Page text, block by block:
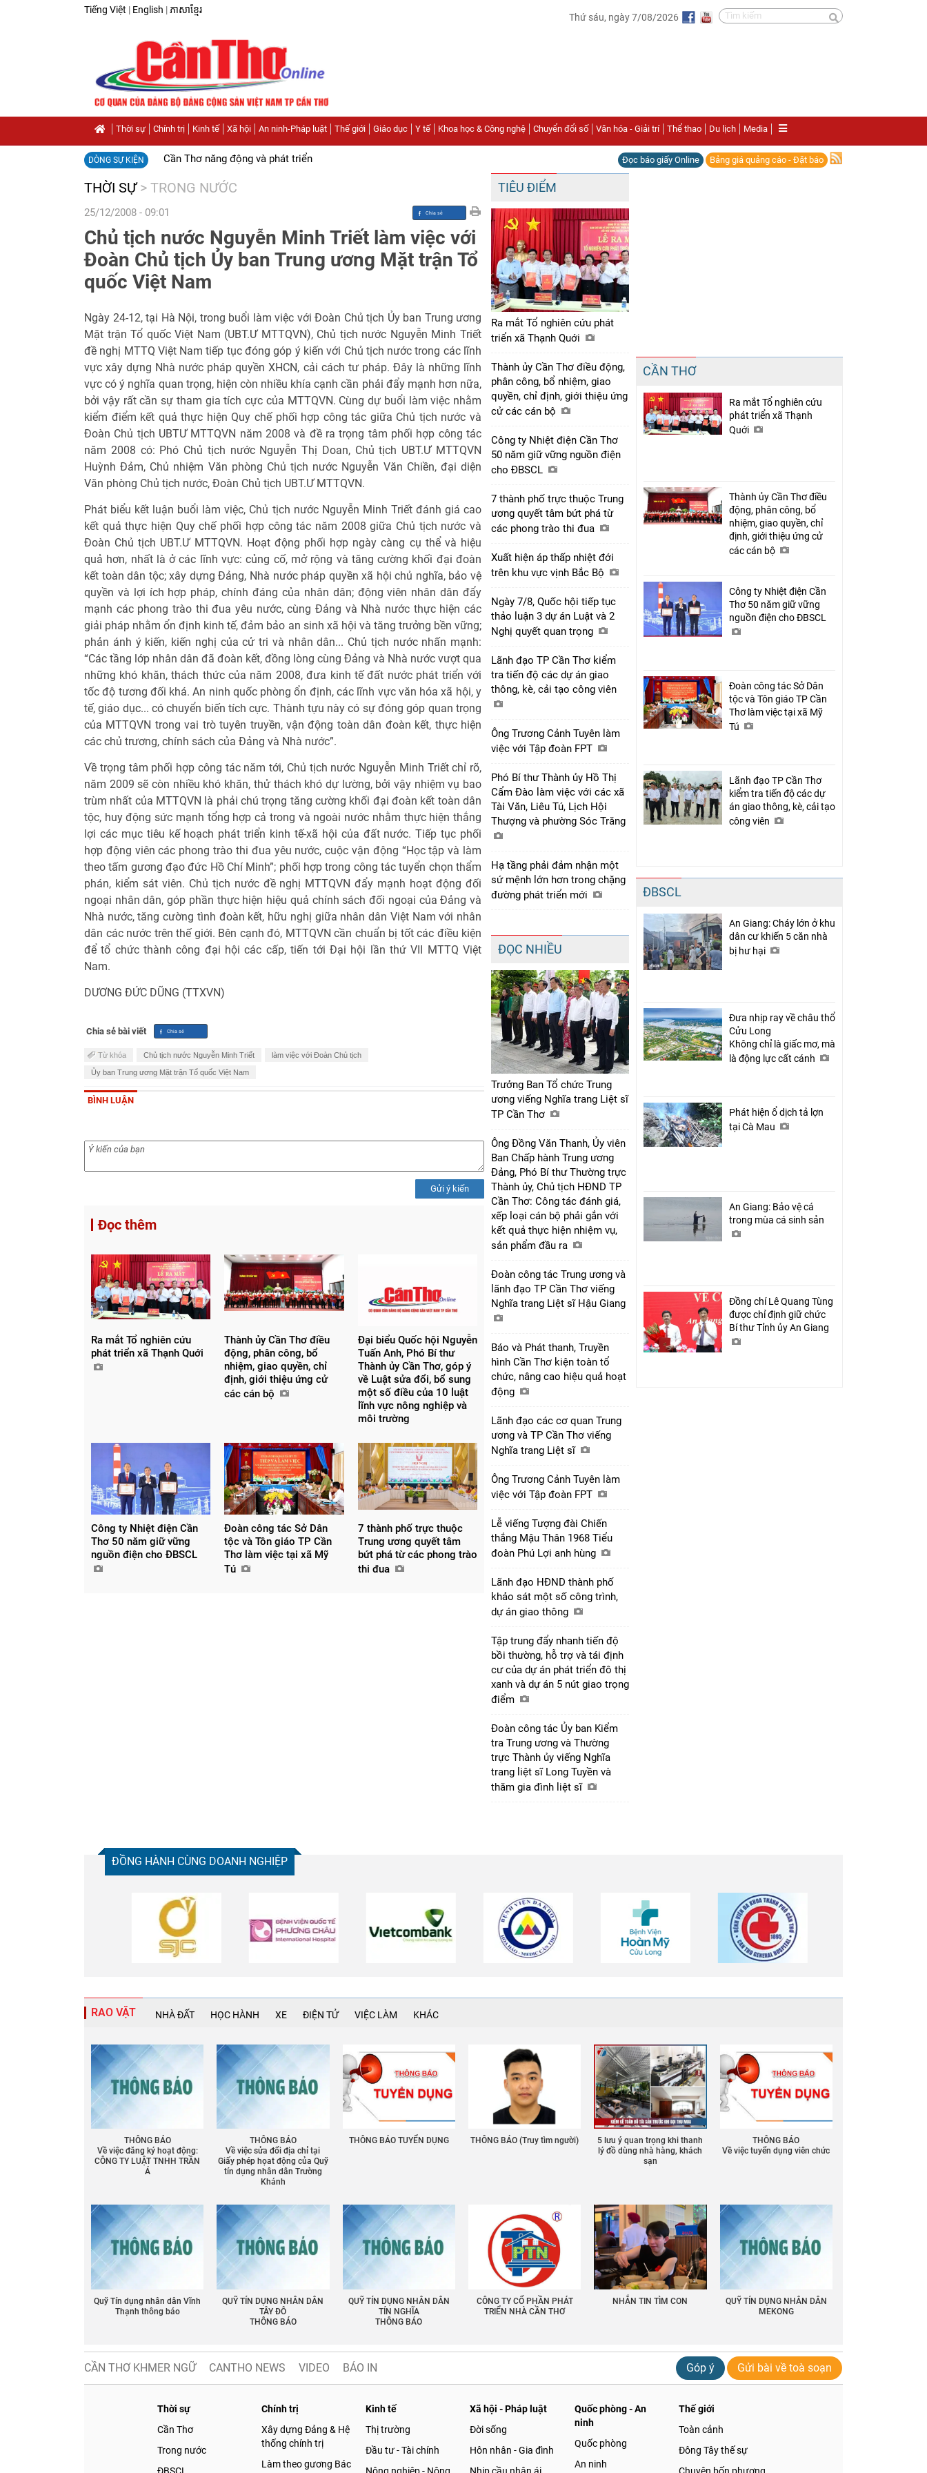
Tiếng Việt | English | ភាសាខ្មែរ
Thứ sáu, ngày 7/08/2026
Thời sự Chính trị Kinh tế Xã hội An ninh-Pháp luật Thế giới Giáo dục Y tế Khoa học & Công nghệ Chuyển đổi số Văn hóa - Giải trí Thể thao Du lịch Media
DÒNG SỰ KIỆN Cần Thơ năng động và phát triển Đọc báo giấy Online Bảng giá quảng cáo - Đặt báo
THỜI SỰ > TRONG NƯỚC
25/12/2008 - 09:01
Chia sẻ
Chủ tịch nước Nguyễn Minh Triết làm việc với
Đoàn Chủ tịch Ủy ban Trung ương Mặt trận Tổ
quốc Việt Nam
Ngày 24-12, tại Hà Nội, trong buổi làm việc với Đoàn Chủ tịch Ủy ban Trung ương
Mặt trận Tổ quốc Việt Nam (UBT.Ư MTTQVN), Chủ tịch nước Nguyễn Minh Triết
đề nghị MTTQ Việt Nam tiếp tục đóng góp ý kiến với Chủ tịch nước trong các lĩnh
vực xây dựng Nhà nước pháp quyền XHCN, cải cách tư pháp. Đây là những lĩnh
vực có ý nghĩa quan trọng, hiện còn nhiều khía cạnh cần phải đẩy mạnh hơn nữa,
bởi vậy rất cần sự tham gia tích cực của MTTQVN. Cùng dự buổi làm việc nhằm
kiểm điểm kết quả thực hiện Quy chế phối hợp công tác giữa Chủ tịch nước và
Đoàn Chủ tịch UBTƯ MTTQVN năm 2008 và đề ra trọng tâm phối hợp công tác
năm 2008 có: Phó Chủ tịch nước Nguyễn Thị Doan, Chủ tịch UBT.Ư MTTQVN
Huỳnh Đảm, Chủ nhiệm Văn phòng Chủ tịch nước Nguyễn Văn Chiền, đại diện
Văn phòng Chủ tịch nước, Đoàn Chủ tịch UBT.Ư MTTQVN.
Phát biểu kết luận buổi làm việc, Chủ tịch nước Nguyễn Minh Triết đánh giá cao
kết quả thực hiện Quy chế phối hợp công tác năm 2008 giữa Chủ tịch nước và
Đoàn Chủ tịch UBT.Ư MTTQVN. Hoạt động phối hợp ngày càng cụ thể và hiệu
quả hơn, nhất là ở các lĩnh vực: củng cố, mở rộng và tăng cường khối đại đoàn
kết toàn dân tộc; xây dựng Đảng, Nhà nước pháp quyền xã hội chủ nghĩa, bảo vệ
quyền và lợi ích hợp pháp, chính đáng của nhân dân; động viên nhân dân đẩy
mạnh các phong trào thi đua yêu nước, cùng Đảng và Nhà nước thực hiện các
giải pháp nhằm ổn định kinh tế, đảm bảo an sinh xã hội và tăng trưởng bền vững;
phản ánh ý kiến, kiến nghị của cử tri và nhân dân... Chủ tịch nước nhấn mạnh:
“Các tầng lớp nhân dân đã đoàn kết, đồng lòng cùng Đảng và Nhà nước vượt qua
những khó khăn, thách thức của năm 2008, đưa kinh tế đất nước phát triển với
tốc độ tương đối khá. An ninh quốc phòng ổn định, các lĩnh vực văn hóa xã hội, y
tế, giáo dục... có chuyển biến tích cực. Thành tựu này có sự đóng góp quan trọng
của MTTQVN trong vai trò tuyên truyền, vận động toàn dân đoàn kết, thực hiện
các chủ trương, chính sách của Đảng và Nhà nước”.
Về trọng tâm phối hợp công tác năm tới, Chủ tịch nước Nguyễn Minh Triết chỉ rõ,
năm 2009 sẽ còn nhiều khó khăn, thử thách khó dự lường, bởi vậy nhiệm vụ bao
trùm nhất của MTTQVN là phải chú trọng tăng cường khối đại đoàn kết toàn dân
tộc, huy động sức mạnh tổng hợp cả trong và ngoài nước nhằm thực hiện thắng
lợi các mục tiêu kế hoạch phát triển kinh tế-xã hội của đất nước. Tiếp tục phối
hợp động viên các phong trào thi đua yêu nước, cuộc vận động “Học tập và làm
theo tấm gương đạo đức Hồ Chí Minh”; phối hợp trong công tác tuyển chọn thẩm
phán, kiểm sát viên. Chủ tịch nước đề nghị MTTQVN đẩy mạnh hoạt động đối
ngoại nhân dân, góp phần thực hiện hiệu quả chính sách đối ngoại của Đảng và
Nhà nước, tăng cường tình đoàn kết, hữu nghị giữa nhân dân Việt Nam với nhân
dân các nước trên thế giới. Bên cạnh đó, MTTQVN cần chuẩn bị tốt các điều kiện
để tổ chức thành công đại hội các cấp, tiến tới Đại hội lần thứ VII MTTQ Việt
Nam.
DƯƠNG ĐỨC DŨNG (TTXVN)
Chia sẻ bài viết
Từ khóa Chủ tịch nước Nguyễn Minh Triết làm việc với Đoàn Chủ tịch
Ủy ban Trung ương Mặt trận Tổ quốc Việt Nam
BÌNH LUẬN
Gửi ý kiến
Đọc thêm
Ra mắt Tổ nghiên cứu
phát triển xã Thạnh Quới
Thành ủy Cần Thơ điều
động, phân công, bổ
nhiệm, giao quyền, chỉ
định, giới thiệu ứng cử
các cán bộ
Đại biểu Quốc hội Nguyễn
Tuấn Anh, Phó Bí thư
Thành ủy Cần Thơ, góp ý
về Luật sửa đổi, bổ sung
một số điều của 10 luật
lĩnh vực nông nghiệp và
môi trường
Công ty Nhiệt điện Cần
Thơ 50 năm giữ vững
nguồn điện cho ĐBSCL
Đoàn công tác Sở Dân
tộc và Tôn giáo TP Cần
Thơ làm việc tại xã Mỹ
Tú
7 thành phố trực thuộc
Trung ương quyết tâm
bứt phá từ các phong trào
thi đua
TIÊU ĐIỂM
Ra mắt Tổ nghiên cứu phát
triển xã Thạnh Quới
Thành ủy Cần Thơ điều động,
phân công, bổ nhiệm, giao
quyền, chỉ định, giới thiệu ứng
cử các cán bộ
Công ty Nhiệt điện Cần Thơ
50 năm giữ vững nguồn điện
cho ĐBSCL
7 thành phố trực thuộc Trung
ương quyết tâm bứt phá từ
các phong trào thi đua
Xuất hiện áp thấp nhiệt đới
trên khu vực vịnh Bắc Bộ
Ngày 7/8, Quốc hội tiếp tục
thảo luận 3 dự án Luật và 2
Nghị quyết quan trọng
Lãnh đạo TP Cần Thơ kiểm
tra tiến độ các dự án giao
thông, kè, cải tạo công viên
Ông Trương Cảnh Tuyên làm
việc với Tập đoàn FPT
Phó Bí thư Thành ủy Hồ Thị
Cẩm Đào làm việc với các xã
Tài Văn, Liêu Tú, Lịch Hội
Thượng và phường Sóc Trăng
Hạ tầng phải đảm nhận một
sứ mệnh lớn hơn trong chặng
đường phát triển mới
ĐỌC NHIỀU
Trưởng Ban Tổ chức Trung
ương viếng Nghĩa trang Liệt sĩ
TP Cần Thơ
Ông Đồng Văn Thanh, Ủy viên
Ban Chấp hành Trung ương
Đảng, Phó Bí thư Thường trực
Thành ủy, Chủ tịch HĐND TP
Cần Thơ: Công tác đánh giá,
xếp loại cán bộ phải gắn với
kết quả thực hiện nhiệm vụ,
sản phẩm đầu ra
Đoàn công tác Trung ương và
lãnh đạo TP Cần Thơ viếng
Nghĩa trang Liệt sĩ Hậu Giang
Báo và Phát thanh, Truyền
hình Cần Thơ kiện toàn tổ
chức, nâng cao hiệu quả hoạt
động
Lãnh đạo các cơ quan Trung
ương và TP Cần Thơ viếng
Nghĩa trang Liệt sĩ
Ông Trương Cảnh Tuyên làm
việc với Tập đoàn FPT
Lễ viếng Tượng đài Chiến
thắng Mậu Thân 1968 Tiểu
đoàn Phú Lợi anh hùng
Lãnh đạo HĐND thành phố
khảo sát một số công trình,
dự án giao thông
Tập trung đẩy nhanh tiến độ
bồi thường, hỗ trợ và tái định
cư của dự án phát triển đô thị
xanh và dự án 5 nút giao trọng
điểm
Đoàn công tác Ủy ban Kiểm
tra Trung ương và Thường
trực Thành ủy viếng Nghĩa
trang liệt sĩ Long Tuyền và
thăm gia đình liệt sĩ
CẦN THƠ
Ra mắt Tổ nghiên cứu
phát triển xã Thạnh
Quới
Thành ủy Cần Thơ điều
động, phân công, bổ
nhiệm, giao quyền, chỉ
định, giới thiệu ứng cử
các cán bộ
Công ty Nhiệt điện Cần
Thơ 50 năm giữ vững
nguồn điện cho ĐBSCL
Đoàn công tác Sở Dân
tộc và Tôn giáo TP Cần
Thơ làm việc tại xã Mỹ
Tú
Lãnh đạo TP Cần Thơ
kiểm tra tiến độ các dự
án giao thông, kè, cải tạo
công viên
ĐBSCL
An Giang: Cháy lớn ở khu
dân cư khiến 5 căn nhà
bị hư hại
Đưa nhịp ray về châu thổ
Cửu Long
Không chỉ là giấc mơ, mà
là động lực cất cánh
Phát hiện ổ dịch tả lợn
tại Cà Mau
An Giang: Bảo vệ cá
trong mùa cá sinh sản
Đồng chí Lê Quang Tùng
được chỉ định giữ chức
Bí thư Tỉnh ủy An Giang
ĐỒNG HÀNH CÙNG DOANH NGHIỆP
RAO VẶT NHÀ ĐẤT HỌC HÀNH XE ĐIỆN TỬ VIỆC LÀM KHÁC
THÔNG BÁO
Về việc đăng ký hoạt động:
CÔNG TY LUẬT TNHH TRẦN
Á
THÔNG BÁO
Về việc sửa đổi địa chỉ tại
Giấy phép họat động của Quỹ
tín dụng nhân dân Trường
Khánh
THÔNG BÁO TUYỂN DỤNG THÔNG BÁO (Truy tìm người)
5 lưu ý quan trọng khi thanh
lý đồ dùng nhà hàng, khách
sạn
THÔNG BÁO
Về việc tuyển dụng viên chức
Quỹ Tín dụng nhân dân Vĩnh
Thạnh thông báo
QUỸ TÍN DỤNG NHÂN DÂN
TÂY ĐÔ
THÔNG BÁO
QUỸ TÍN DỤNG NHÂN DÂN
TÍN NGHĨA
THÔNG BÁO
CÔNG TY CỔ PHẦN PHÁT
TRIỂN NHÀ CẦN THƠ
NHẮN TIN TÌM CON
QUỸ TÍN DỤNG NHÂN DÂN
MEKONG
CẦN THƠ KHMER NGỮ CANTHO NEWS VIDEO BÁO IN Góp ý Gửi bài về toà soạn
Thời sự
Cần Thơ
Trong nước
Chính trị
Xây dựng Đảng & Hệ
thống chính trị
Làm theo gương Bác
Kinh tế
Thị trường
Đầu tư - Tài chính
Xã hội - Pháp luật
Đời sống
Hôn nhân - Gia đình
Quốc phòng - An
ninh
Quốc phòng
An ninh
Thế giới
Toàn cảnh
Đông Tây thế sự